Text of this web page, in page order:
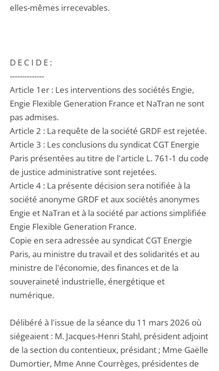
elles-mêmes irrecevables.
D E C I D E :
--------------
Article 1er : Les interventions des sociétés Engie,
Engie Flexible Generation France et NaTran ne sont
pas admises.
Article 2 : La requête de la société GRDF est rejetée.
Article 3 : Les conclusions du syndicat CGT Energie
Paris présentées au titre de l'article L. 761-1 du code
de justice administrative sont rejetées.
Article 4 : La présente décision sera notifiée à la
société anonyme GRDF et aux sociétés anonymes
Engie et NaTran et à la société par actions simplifiée
Engie Flexible Generation France.
Copie en sera adressée au syndicat CGT Energie
Paris, au ministre du travail et des solidarités et au
ministre de l'économie, des finances et de la
souveraineté industrielle, énergétique et
numérique.
Délibéré à l'issue de la séance du 11 mars 2026 où
siégeaient : M. Jacques-Henri Stahl, président adjoint
de la section du contentieux, présidant ; Mme Gaëlle
Dumortier, Mme Anne Courrèges, présidentes de